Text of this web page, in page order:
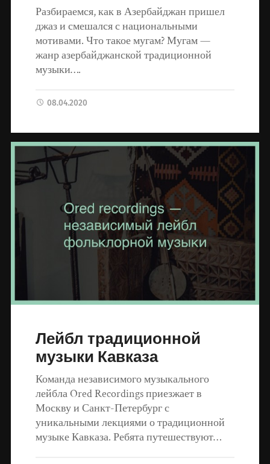
Разбираемся, как в Азербайджан пришел
джаз и смешался с национальными
мотивами. Что такое мугам? Мугам —
жанр азербайджанской традиционной
музыки….
08.04.2020
Лейбл традиционной
музыки Кавказа
Команда независимого музыкального
лейбла Ored Recordings приезжает в
Москву и Санкт-Петербург с
уникальными лекциями о традиционной
музыке Кавказа. Ребята путешествуют…